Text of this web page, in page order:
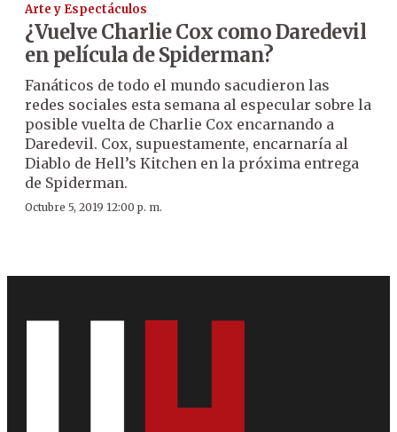
Arte y Espectáculos
¿Vuelve Charlie Cox como Daredevil
en película de Spiderman?
Fanáticos de todo el mundo sacudieron las
redes sociales esta semana al especular sobre la
posible vuelta de Charlie Cox encarnando a
Daredevil. Cox, supuestamente, encarnaría al
Diablo de Hell’s Kitchen en la próxima entrega
de Spiderman.
Octubre 5, 2019 12:00 p. m.